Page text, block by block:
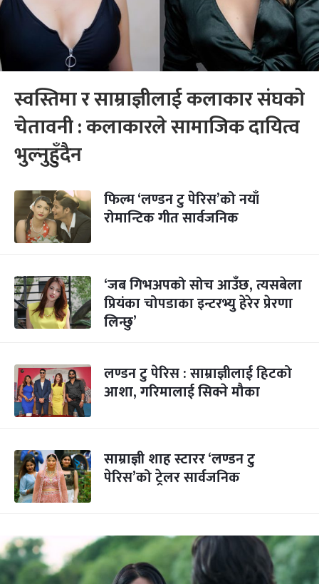
स्वस्तिमा र साम्राज्ञीलाई कलाकार संघको
चेतावनी : कलाकारले सामाजिक दायित्व
भुल्नुहुँदैन
फिल्म ‘लण्डन टु पेरिस’को नयाँ
रोमान्टिक गीत सार्वजनिक
‘जब गिभअपको सोच आउँछ, त्यसबेला
प्रियंका चोपडाका इन्टरभ्यु हेरेर प्रेरणा
लिन्छु’
लण्डन टु पेरिस : साम्राज्ञीलाई हिटको
आशा, गरिमालाई सिक्ने मौका
साम्राज्ञी शाह स्टारर ‘लण्डन टु
पेरिस’को ट्रेलर सार्वजनिक